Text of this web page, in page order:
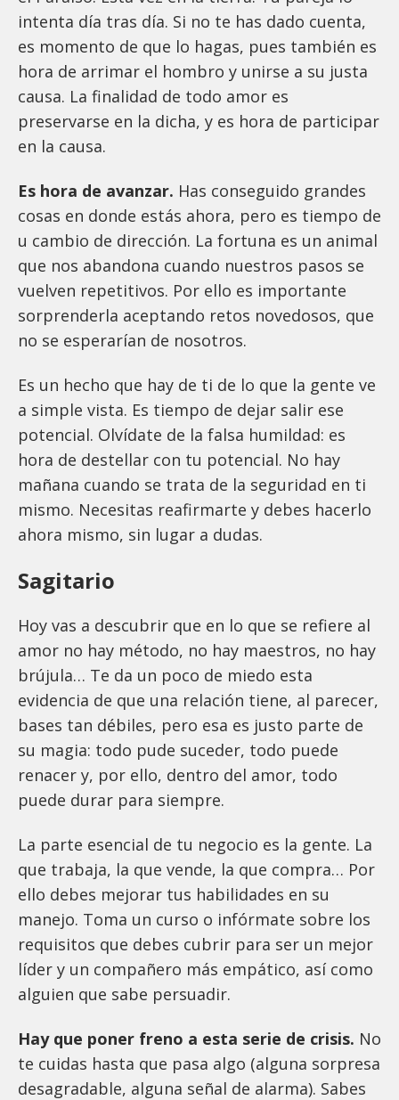
intenta día tras día. Si no te has dado cuenta,
es momento de que lo hagas, pues también es
hora de arrimar el hombro y unirse a su justa
causa. La finalidad de todo amor es
preservarse en la dicha, y es hora de participar
en la causa.
Es hora de avanzar. Has conseguido grandes
cosas en donde estás ahora, pero es tiempo de
u cambio de dirección. La fortuna es un animal
que nos abandona cuando nuestros pasos se
vuelven repetitivos. Por ello es importante
sorprenderla aceptando retos novedosos, que
no se esperarían de nosotros.
Es un hecho que hay de ti de lo que la gente ve
a simple vista. Es tiempo de dejar salir ese
potencial. Olvídate de la falsa humildad: es
hora de destellar con tu potencial. No hay
mañana cuando se trata de la seguridad en ti
mismo. Necesitas reafirmarte y debes hacerlo
ahora mismo, sin lugar a dudas.
Sagitario
Hoy vas a descubrir que en lo que se refiere al
amor no hay método, no hay maestros, no hay
brújula… Te da un poco de miedo esta
evidencia de que una relación tiene, al parecer,
bases tan débiles, pero esa es justo parte de
su magia: todo pude suceder, todo puede
renacer y, por ello, dentro del amor, todo
puede durar para siempre.
La parte esencial de tu negocio es la gente. La
que trabaja, la que vende, la que compra… Por
ello debes mejorar tus habilidades en su
manejo. Toma un curso o infórmate sobre los
requisitos que debes cubrir para ser un mejor
líder y un compañero más empático, así como
alguien que sabe persuadir.
Hay que poner freno a esta serie de crisis. No
te cuidas hasta que pasa algo (alguna sorpresa
desagradable, alguna señal de alarma). Sabes